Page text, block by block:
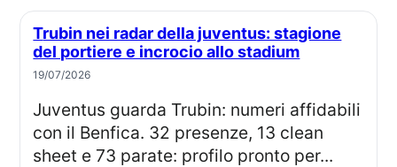
Trubin nei radar della juventus: stagione
del portiere e incrocio allo stadium
19/07/2026
Juventus guarda Trubin: numeri affidabili
con il Benfica. 32 presenze, 13 clean
sheet e 73 parate: profilo pronto per...